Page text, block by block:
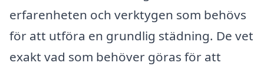
erfarenheten och verktygen som behövs
för att utföra en grundlig städning. De vet
exakt vad som behöver göras för att